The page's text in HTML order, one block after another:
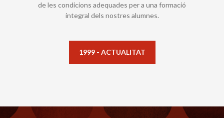
de les condicions adequades per a una formació
integral dels nostres alumnes.
1999 - ACTUALITAT